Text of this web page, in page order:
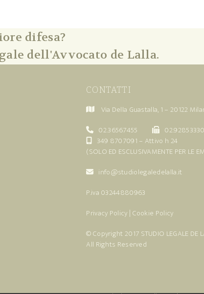
difesa?
dell'Avvocato de Lalla.
CONTATTI
Via Della Guastalla, 1 – 20122
02.36567455
02.92853330
349 8707091 – Attivo h 24
(SOLO ED ESCLUSIVAMENTE PER LE
info@studiolegaledelalla.it
P.iva 03244880963
Privacy Policy | Cookie Policy
© Copyright 2017 STUDIO LEGALE DE
All Rights Reserved